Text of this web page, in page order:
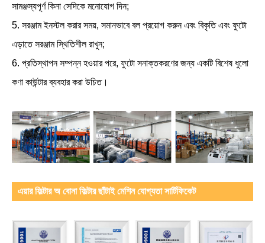
সামঞ্জস্যপূর্ণ কিনা সেদিকে মনোযোগ দিন;
5. সরঞ্জাম ইনস্টল করার সময়, সমানভাবে বল প্রয়োগ করুন এবং বিকৃতি এবং ফুটো
এড়াতে সরঞ্জাম স্থিতিশীল রাখুন;
6. প্রতিস্থাপন সম্পন্ন হওয়ার পরে, ফুটো সনাক্তকরণের জন্য একটি বিশেষ ধুলো
কণা কাউন্টার ব্যবহার করা উচিত।
এয়ার ফিল্টার অ বোনা ফিল্টার ছাঁটাই মেশিন যোগ্যতা সার্টিফিকেট